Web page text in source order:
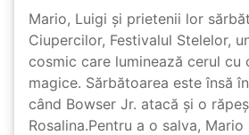
Mario, Luigi și prietenii lor
Ciupercilor, Festivalul Stelelor,
cosmic care luminează cerul cu
magice. Sărbătoarea este însă
când Bowser Jr. atacă și o
Rosalina.Pentru a o salva,